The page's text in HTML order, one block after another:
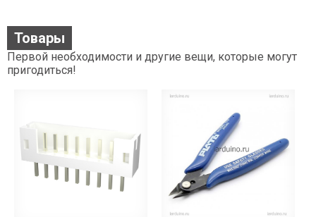
Товары
Первой необходимости и другие вещи, которые могут
пригодиться!